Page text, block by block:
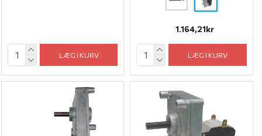
LÆG I KURV
1.164,21kr
LÆG I KURV